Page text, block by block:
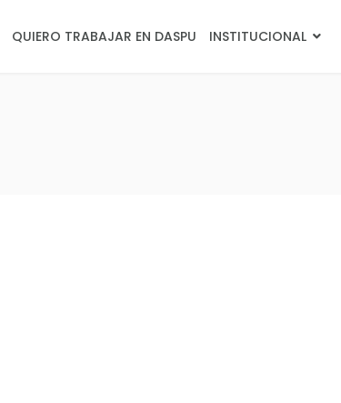
QUIERO TRABAJAR EN DASPU INSTITUCIONAL